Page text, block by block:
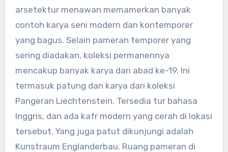
arsetektur menawan memamerkan banyak
contoh karya seni modern dan kontemporer
yang bagus. Selain pameran temporer yang
sering diadakan, koleksi permanennya
mencakup banyak karya dari abad ke-19. Ini
termasuk patung dan karya dari koleksi
Pangeran Liechtenstein. Tersedia tur bahasa
Inggris, dan ada kafr modern yang cerah di lokasi
tersebut. Yang juga patut dikunjungi adalah
Kunstraum Englanderbau. Ruang pameran di